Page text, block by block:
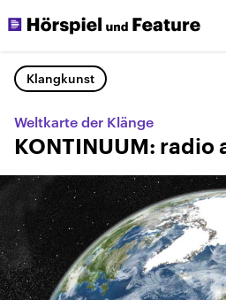
Klangkunst
Weltkarte der Klänge
KONTINUUM: radio